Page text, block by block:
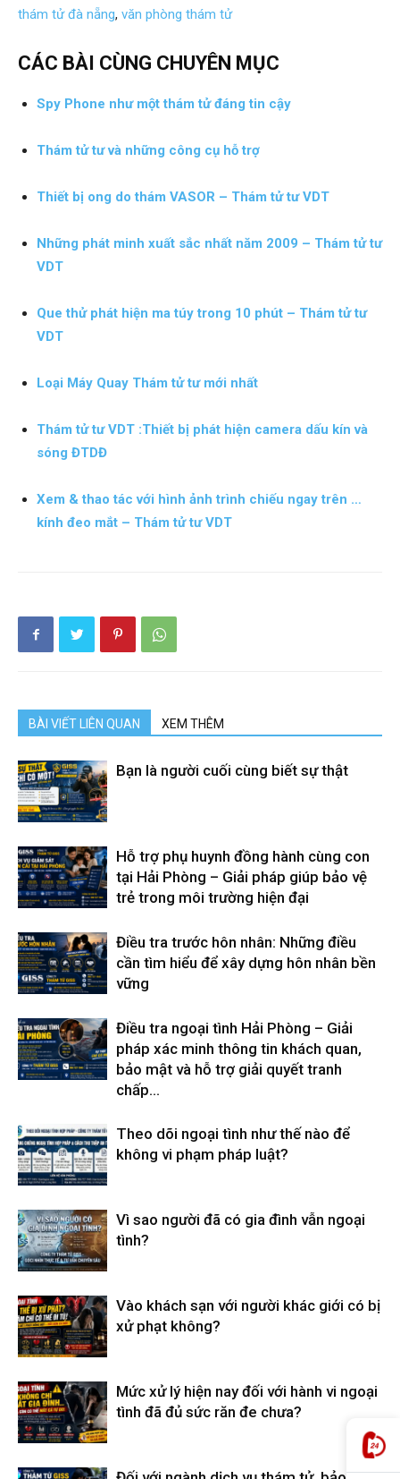
văn
phòng
thám
phòng,
dịch
thám
thám tử đà nẵng, văn phòng thám tử
CÁC BÀI CÙNG CHUYÊN MỤC
Spy Phone như một thám tử đáng tin cậy
Thám tử tư và những công cụ hỗ trợ
Thiết bị ong do thám VASOR – Thám tử tư VDT
Những phát minh xuất sắc nhất năm 2009 – Thám tử tư
VDT
Que thử phát hiện ma túy trong 10 phút – Thám tử tư
VDT
Loại Máy Quay Thám tử tư mới nhất
Thám tử tư VDT :Thiết bị phát hiện camera dấu kín và
sóng ĐTDĐ
Xem & thao tác với hình ảnh trình chiếu ngay trên …
kính đeo mắt – Thám tử tư VDT
BÀI VIẾT LIÊN QUAN XEM THÊM
Bạn là người cuối cùng biết sự thật
Hỗ trợ phụ huynh đồng hành cùng con
tại Hải Phòng – Giải pháp giúp bảo vệ
trẻ trong môi trường hiện đại
Điều tra trước hôn nhân: Những điều
cần tìm hiểu để xây dựng hôn nhân bền
vững
Điều tra ngoại tình Hải Phòng – Giải
pháp xác minh thông tin khách quan,
bảo mật và hỗ trợ giải quyết tranh
chấp...
Theo dõi ngoại tình như thế nào để
không vi phạm pháp luật?
Vì sao người đã có gia đình vẫn ngoại
tình?
Vào khách sạn với người khác giới có bị
xử phạt không?
Mức xử lý hiện nay đối với hành vi ngoại
tình đã đủ sức răn đe chưa?